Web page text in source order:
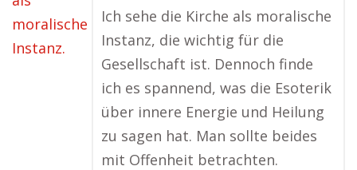
Ich sehe die Kirche als moralische
Instanz, die wichtig für die
Gesellschaft ist. Dennoch finde
ich es spannend, was die Esoterik
über innere Energie und Heilung
zu sagen hat. Man sollte beides
mit Offenheit betrachten.